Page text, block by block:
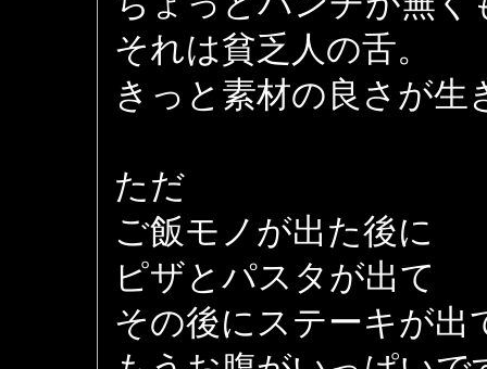
それは貧乏人の舌。
きっと素材の良さが
ただ
ご飯モノが出た後に
ピザとパスタが出て
その後にステーキが出